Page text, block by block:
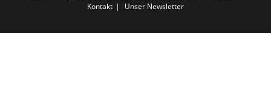
Kontakt
Unser Newsletter